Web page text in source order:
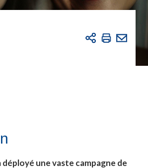
une vaste campagne de